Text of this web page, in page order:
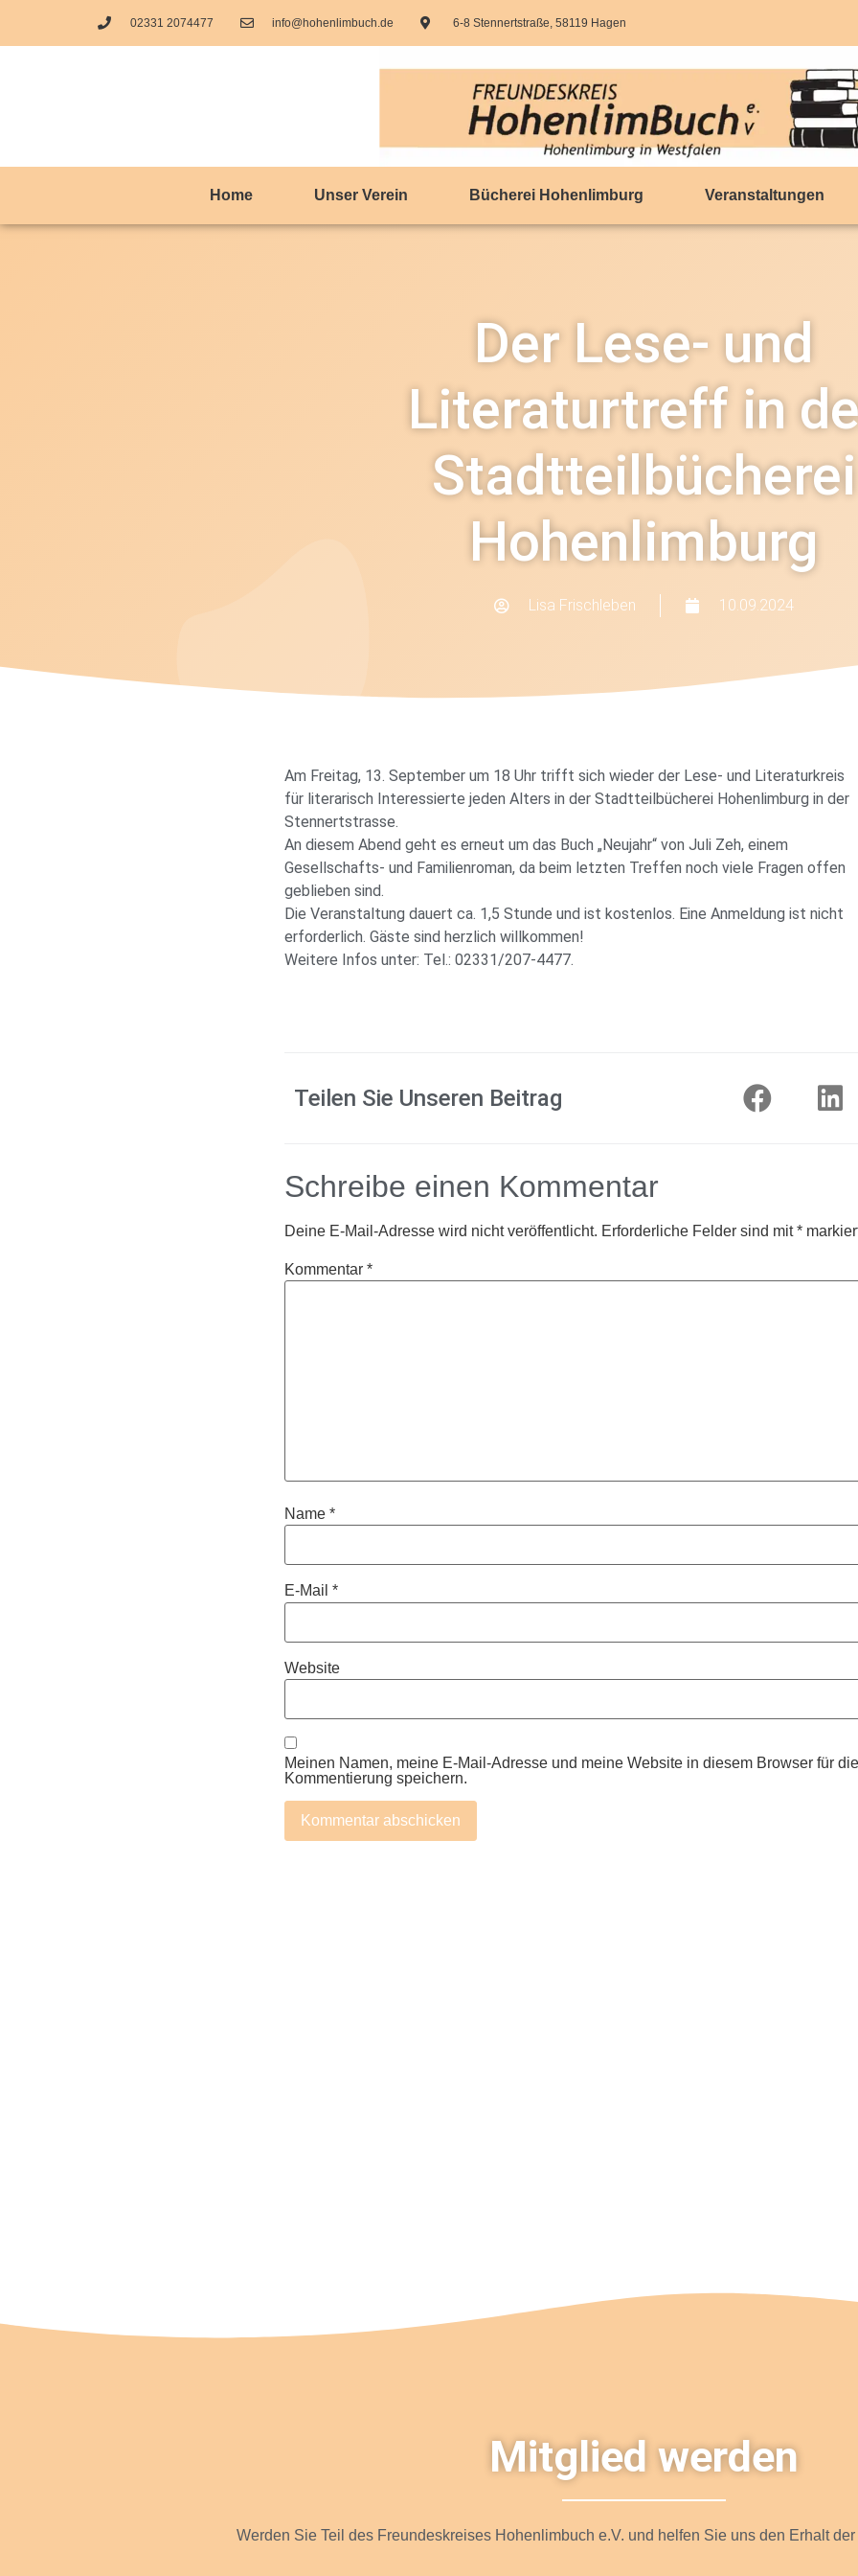
02331 2074477 info@hohenlimbuch.de 6-8 Stennertstraße, 58119 Hagen
Home Unser Verein Bücherei Hohenlimburg Veranstaltungen
Der Lese- und
Literaturtreff in
Stadtteilbücherei
Hohenlimburg
Lisa Frischleben 10.09.2024
Am Freitag, 13. September um 18 Uhr trifft sich wieder der Lese- und Literaturkreis
für literarisch Interessierte jeden Alters in der Stadtteilbücherei Hohenlimburg in der
Stennertstrasse.
An diesem Abend geht es erneut um das Buch „Neujahr“ von Juli Zeh, einem
Gesellschafts- und Familienroman, da beim letzten Treffen noch viele Fragen offen
geblieben sind.
Die Veranstaltung dauert ca. 1,5 Stunde und ist kostenlos. Eine Anmeldung ist nicht
erforderlich. Gäste sind herzlich willkommen!
Weitere Infos unter: Tel.: 02331/207-4477.
Teilen Sie Unseren Beitrag
Schreibe einen Kommentar
Deine E-Mail-Adresse wird nicht veröffentlicht. Erforderliche Felder sind mit*
Kommentar *
Name *
E-Mail *
Website
Meinen Namen, meine E-Mail-Adresse und meine Website in diesem Browser für
Kommentierung speichern.
Mitglied werden
Werden Sie Teil des Freundeskreises Hohenlimbuch e.V. und helfen Sie uns den Erhalt